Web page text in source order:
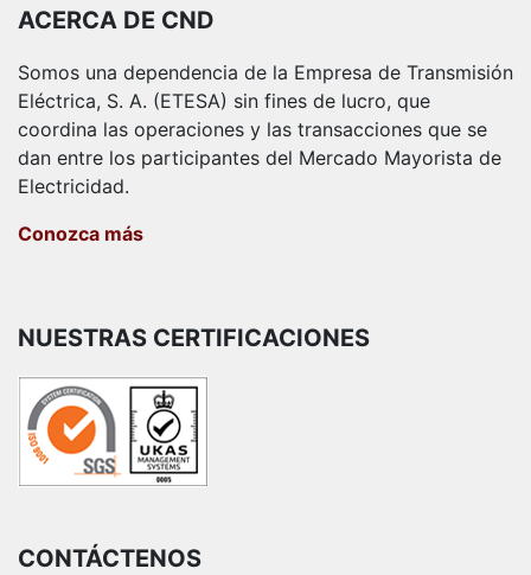
ACERCA DE CND
Somos una dependencia de la Empresa de Transmisión
Eléctrica, S. A. (ETESA) sin fines de lucro, que
coordina las operaciones y las transacciones que se
dan entre los participantes del Mercado Mayorista de
Electricidad.
Conozca más
NUESTRAS CERTIFICACIONES
CONTÁCTENOS